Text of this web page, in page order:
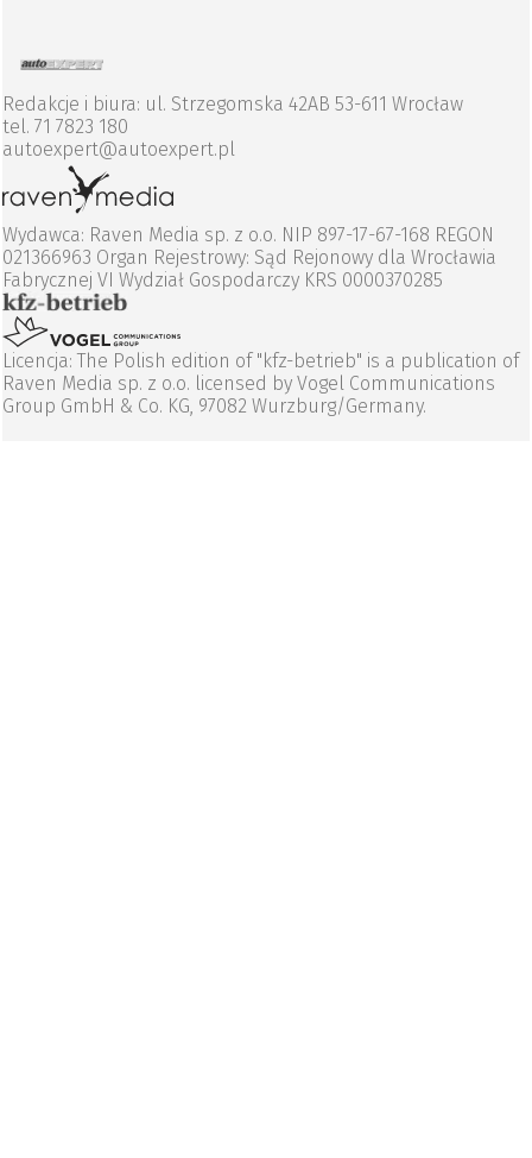
Redakcje i biura: ul. Strzegomska 42AB 53-611 Wrocław
tel. 71 7823 180
autoexpert@autoexpert.pl
Wydawca: Raven Media sp. z o.o. NIP 897-17-67-168 REGON
021366963 Organ Rejestrowy: Sąd Rejonowy dla Wrocławia
Fabrycznej VI Wydział Gospodarczy KRS 0000370285
Licencja: The Polish edition of "kfz-betrieb" is a publication of
Raven Media sp. z o.o. licensed by Vogel Communications
Group GmbH & Co. KG, 97082 Wurzburg/Germany.